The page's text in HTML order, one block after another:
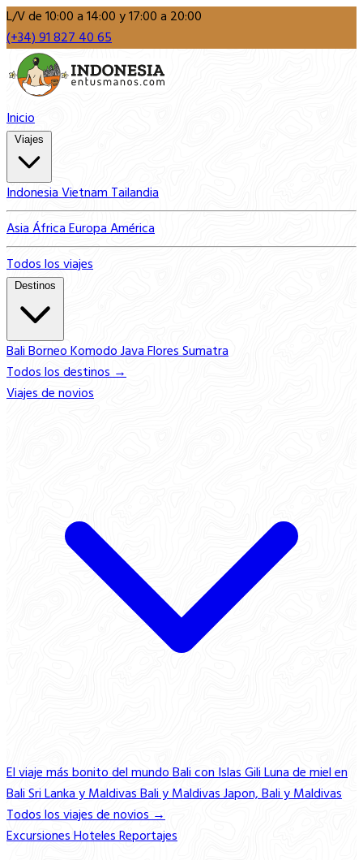
L/V de 10:00 a 14:00 y 17:00 a 20:00
(+34) 91 827 40 65
Inicio
IndonesiaVietnamTailandia
AsiaÁfricaEuropaAmérica
Todos los viajes
BaliBorneoKomodoJavaFloresSumatra
Todos los destinos →
Viajes de novios
El viaje más bonito del mundoBali con Islas GiliLuna de miel en
BaliSri Lanka y MaldivasBali y MaldivasJapon, Bali y Maldivas
Todos los viajes de novios →
ExcursionesHotelesReportajes